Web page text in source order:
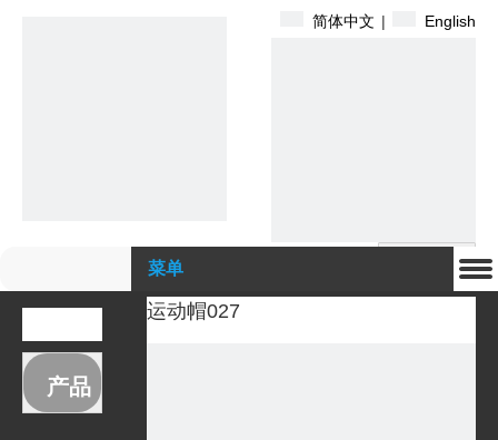
简体中文 | English
菜单
产品
运动帽027